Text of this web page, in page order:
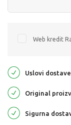
Web kredit
Uslovi dostave
Original
Sigurna